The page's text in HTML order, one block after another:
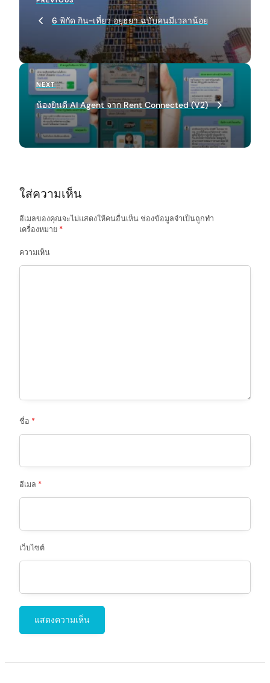
t
n
g
o
n
6 พิกัด กิน-เที่ยว อยุธยา ฉบับคนมีเวลาน้อย
Next
Post
NEXT
น้องยินดี AI Agent จาก Rent Connected (V2)
ใส่ความเห็น
อีเมลของคุณจะไม่แสดงให้คนอื่นเห็นช่องข้อมูลจำเป็นถูกทำ
เครื่องหมาย *
ความเห็น
ชื่อ *
อีเมล *
เว็บไซต์